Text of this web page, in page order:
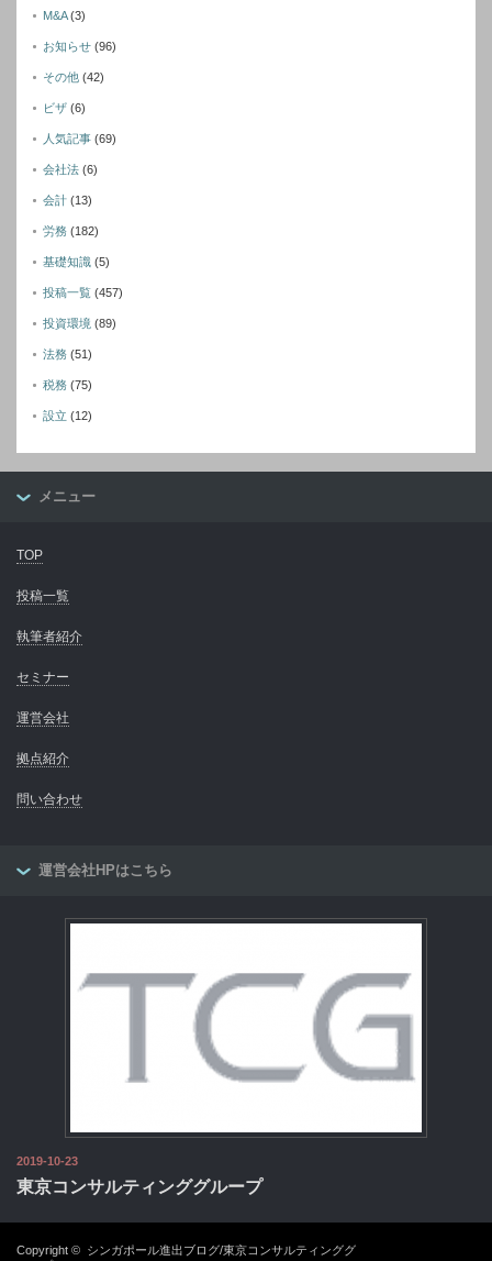
M&A(3)
お知らせ (96)
その他 (42)
ビザ (6)
人気記事 (69)
会社法 (6)
会計 (13)
労務 (182)
基礎知識 (5)
投稿一覧 (457)
投資環境 (89)
法務 (51)
税務 (75)
設立 (12)
メニュー
TOP
投稿一覧
執筆者紹介
セミナー
運営会社
拠点紹介
問い合わせ
運営会社HPはこちら
2019-10-23
東京コンサルティンググループ
Copyright © シンガポール進出ブログ/東京コンサルティンググ